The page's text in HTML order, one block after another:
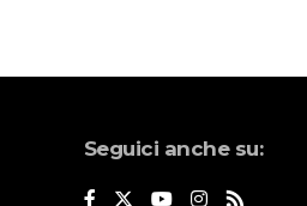
Seguici anche su: